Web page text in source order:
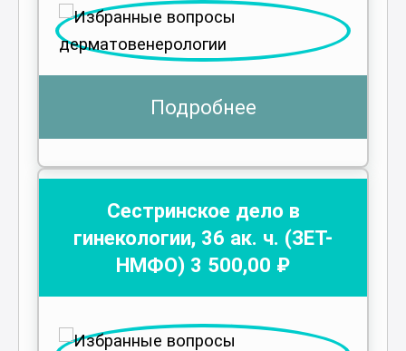
Подробнее
Сестринское дело в
гинекологии, 36 ак. ч. (ЗЕТ-
НМФО) 3 500,00 ₽